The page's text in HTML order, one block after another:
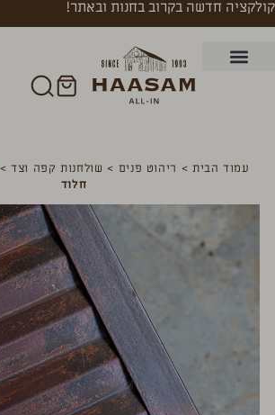
קולקציה חדשה בקרוב בחנות ובאתר!
עמוד הבית > ריהוט פנים > שולחנות קפה וצד>
חלוד